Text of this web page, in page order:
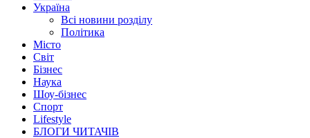
Україна
Всі новини розділу
Політика
Місто
Світ
Бізнес
Наука
Шоу-бізнес
Спорт
Lifestyle
БЛОГИ ЧИТАЧІВ